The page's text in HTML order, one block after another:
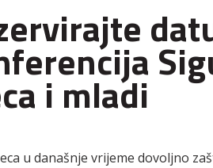
i mladi
u današnje vrijeme dovoljno